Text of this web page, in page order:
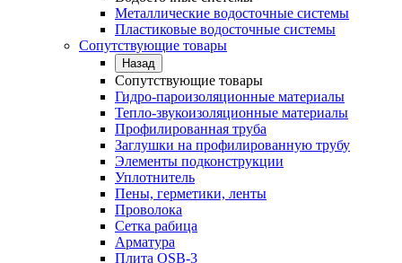
Металлические водосточные системы
Пластиковые водосточные системы
Сопутствующие товары
Назад
Сопутствующие товары
Гидро-пароизоляционные материалы
Тепло-звукоизоляционные материалы
Профилированная труба
Заглушки на профилированную трубу
Элементы подконструкции
Уплотнитель
Пены, герметики, ленты
Проволока
Сетка рабица
Арматура
Плита OSB-3